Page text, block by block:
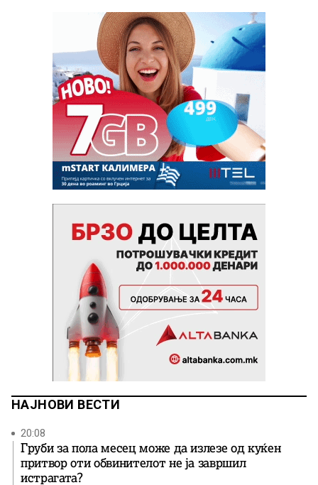
НАЈНОВИ ВЕСТИ
20:08
Груби за пола месец може да излезе од куќен
притвор оти обвинителот не ја завршил
истрагата?